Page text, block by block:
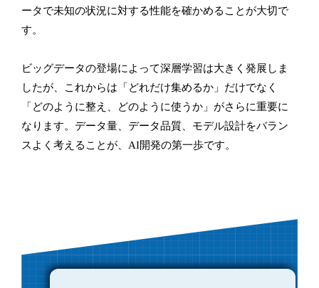
ータで未知の状況に対する性能を確かめることが大切で
す。
ビッグデータの登場によって深層学習は大きく発展しま
したが、これからは「どれだけ集めるか」だけでなく
「どのように整え、どのように使うか」がさらに重要に
なります。データ量、データ品質、モデル設計をバラン
スよく考えることが、AI開発の第一歩です。